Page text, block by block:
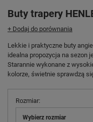
Buty trapery
+ Dodaj do porównania
Lekkie i praktyczne buty
idealna propozycja na sezon
Starannie wykonane z
kolorze, świetnie sprawdzą
Rozmiar
Wybierz rozmiar